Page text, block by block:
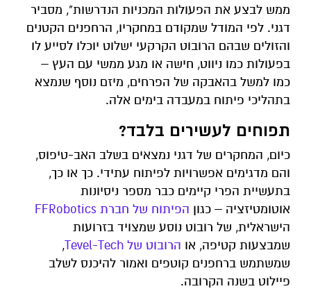
ממש לבצע את הפעולות המכניות הנדרשות", מסביר
דגני. לפי המודל שמקודם במחקריו, הרחפנים הקטנים
והזולים שבהם הרובוט הקרקעי ישלוט יוכלו לסייע לו
בפעולות כמו ניווט, חישה או מגע ממשי עם העץ –
כמו למשל בהאבקה של הפרחים, מיזם נוסף שנמצא
בתהליכי פיתוח במעבדה בימים אלה.
תפוחים לעשירים בלבד?
כיום, המחקרים של דגני נמצאים בשלב האב-טיפוס,
והם מדגימים אפשרויות לפיתוח עתידי. כך או כך,
בתעשיית הפרי קיימים כבר מספר ניסיונות
אוטומטיזציה – כגון הפיתוח של חברת FFRobotics
הישראלית, של רובוט נוסע שמצויד בזרועות
שמבצעות קטיפה, או הרובוט של Tevel-Tech
,
שמשתמש ברחפנים קוטפים ואמור להיכנס לשלב
פיילוט בשנה הקרובה.